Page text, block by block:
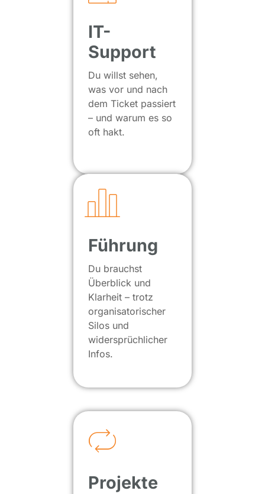
IT-
Support
Du willst sehen,
was vor und nach
dem Ticket passiert
– und warum es so
oft hakt.
Führung
Du brauchst
Überblick und
Klarheit – trotz
organisatorischer
Silos und
widersprüchlicher
Infos.
Projekte